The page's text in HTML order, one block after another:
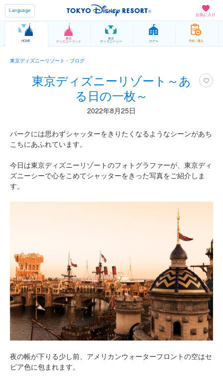
お気に入り
Language
HOME
東京
ディズニーランド
東京
ディズニーシー ホテル 予約 / 購入
東京ディズニーリゾート・ブログ
東京ディズニーリゾート～あ
る日の一枚～
2022年8月25日
パークには思わずシャッターをきりたくなるようなシーンがあち
こちにあふれています。
今日は東京ディズニーリゾートのフォトグラファーが、東京ディ
ズニーシーで心をこめてシャッターをきった写真をご紹介しま
す。
夜の帳が下りる少し前、アメリカンウォーターフロントの空はセ
ピア色に包まれます。